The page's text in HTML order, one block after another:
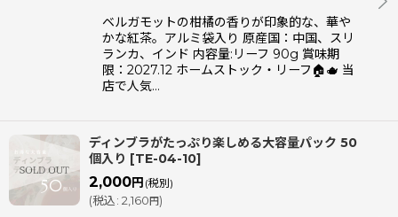
ベルガモットの柑橘の香りが印象的な、華や
かな紅茶。アルミ袋入り 原産国：中国、スリ
ランカ、インド 内容量:リーフ 90g 賞味期
限：2027.12 ホームストック・リーフ🏠🫖 当
店で人気…
ディンブラがたっぷり楽しめる大容量パック 50
個入り [TE-04-10]
2,000円 (税別)
(税込: 2,160円)